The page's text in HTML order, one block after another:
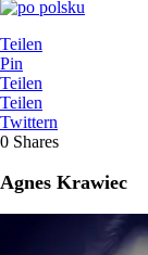
Teilen
Pin
Teilen
Teilen
Twittern
0 Shares
Agnes Krawiec